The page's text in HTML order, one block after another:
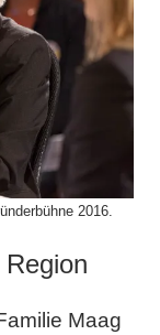
2016.
Maag